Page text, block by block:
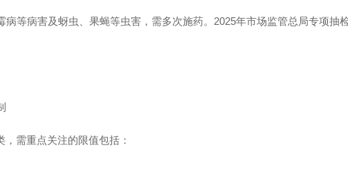
等病害及蚜虫、果蝇等虫害，需多次施药。2025年市场监管总局专项
需重点关注的限值包括：